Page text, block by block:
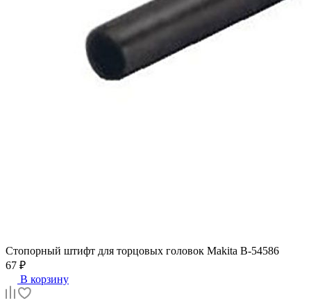
Стопорный штифт для торцовых головок Makita B-54586
67 ₽
В корзину